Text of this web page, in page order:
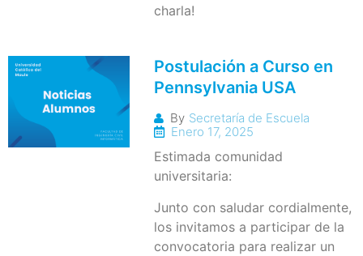
charla!
Postulación a Curso en
Pennsylvania USA
By Secretaría de Escuela
Enero 17, 2025
Estimada comunidad
universitaria:
Junto con saludar cordialmente,
los invitamos a participar de la
convocatoria para realizar un